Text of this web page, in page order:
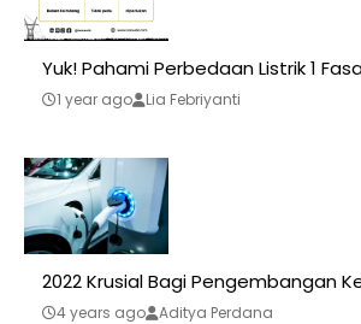
Yuk! Pahami Perbedaan Listrik 1
1 year ago Lia Febriyanti
2022 Krusial Bagi Pengembangan
4 years ago Aditya Perdana